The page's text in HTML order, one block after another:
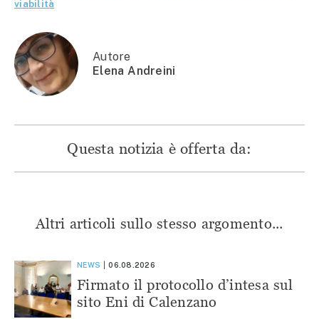
viabilità
Autore
Elena Andreini
Questa notizia è offerta da:
Altri articoli sullo stesso argomento...
NEWS 06.08.2026
Firmato il protocollo d’intesa sul
sito Eni di Calenzano